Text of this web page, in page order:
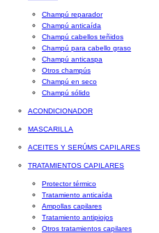
Champú reparador
Champú anticaída
Champú cabellos teñidos
Champú para cabello graso
Champú anticaspa
Otros champús
Champú en seco
Champú sólido
ACONDICIONADOR
MASCARILLA
ACEITES Y SERÚMS CAPILARES
TRATAMIENTOS CAPILARES
Protector térmico
Tratamiento anticaída
Ampollas capilares
Tratamiento antipiojos
Otros tratamientos capilares